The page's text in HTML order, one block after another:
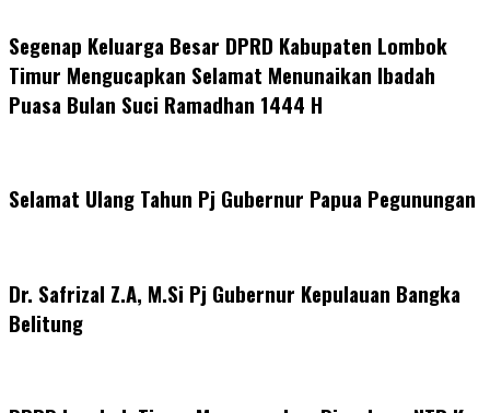
Segenap Keluarga Besar DPRD Kabupaten Lombok
Timur Mengucapkan Selamat Menunaikan Ibadah
Puasa Bulan Suci Ramadhan 1444 H
Selamat Ulang Tahun Pj Gubernur Papua Pegunungan
Dr. Safrizal Z.A, M.Si Pj Gubernur Kepulauan Bangka
Belitung